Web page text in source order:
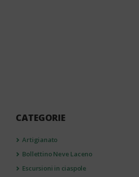
CATEGORIE
Artigianato
Bollettino Neve Laceno
Escursioni in ciaspole